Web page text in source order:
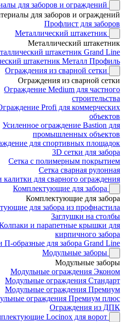
для заборов и ограждений
для заборов и ограждений
Профлист для заборов
Металлический штакетник
Металлический штакетник
штакетник Grand Line
штакетник Металл Профиль
Ограждения из сварной сетки
Ограждения из сварной сетки
Ограждение Medium для частного
строительства
Profi для коммерческих
объектов
Усиленное ограждение Bastion для
промышленных объектов
для спортивных площадок
3D сетки для забора
Сетка с полимерным покрытием
Сетка сварная рулонная
калитки для сварного ограждения
Комплектующие для забора
Комплектующие для забора
для забора из профнастила
Заглушки на столбы
и парапетные крышки для
кирпичного забора
П-образные для забора Grand Line
Модульные заборы
Модульные заборы
Модульные ограждения Эконом
Модульные ограждения Стандарт
Модульные ограждения Премиум
ограждения Премиум плюс
Ограждения из ДПК
Locinox для ворот